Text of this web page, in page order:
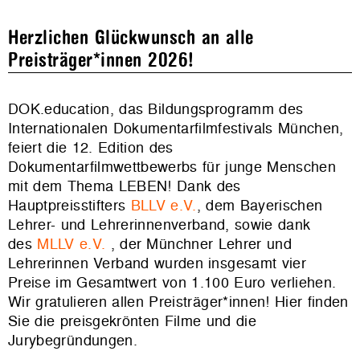
Herzlichen Glückwunsch an alle
Preisträger*innen 2026!
DOK.education, das Bildungsprogramm des
Internationalen Dokumentarfilmfestivals München,
feiert die 12. Edition des
Dokumentarfilmwettbewerbs für junge Menschen
mit dem Thema LEBEN! Dank des
Hauptpreisstifters BLLV e.V., dem Bayerischen
Lehrer- und Lehrerinnenverband, sowie dank
des MLLV e.V. , der Münchner Lehrer und
Lehrerinnen Verband wurden insgesamt vier
Preise im Gesamtwert von 1.100 Euro verliehen.
Wir gratulieren allen Preisträger*innen! Hier finden
Sie die preisgekrönten Filme und die
Jurybegründungen.